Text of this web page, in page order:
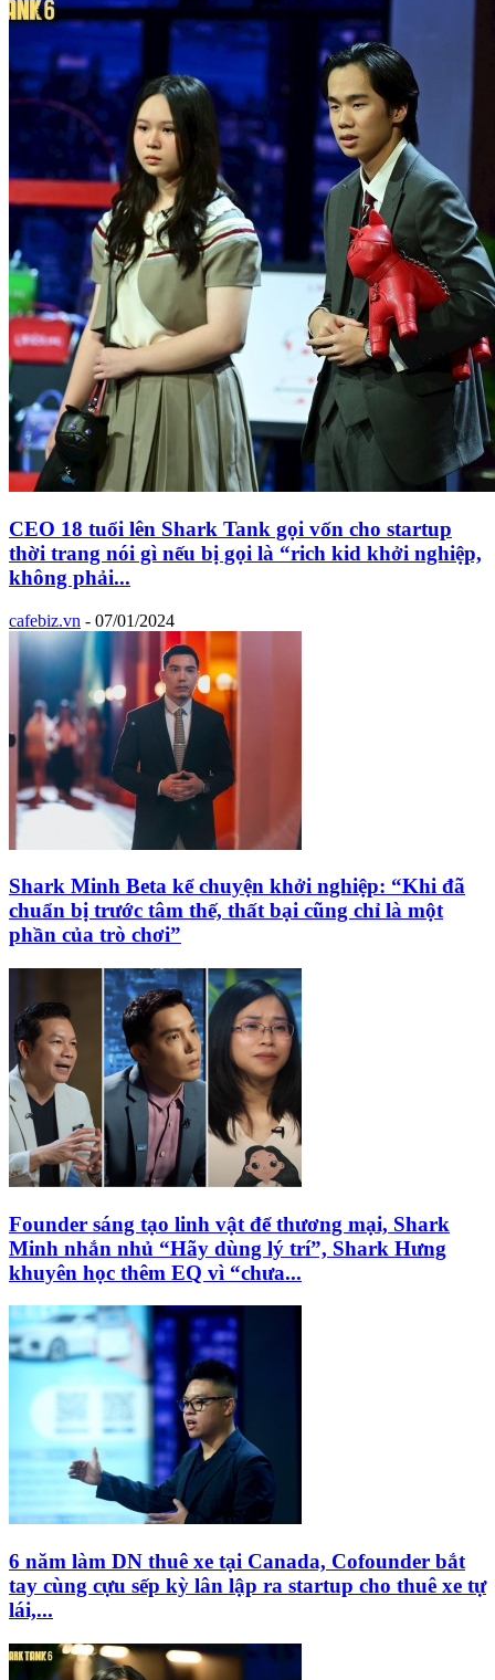
CEO 18 tuổi lên Shark Tank gọi vốn cho startup
thời trang nói gì nếu bị gọi là “rich kid khởi nghiệp,
không phải...
cafebiz.vn - 07/01/2024
Shark Minh Beta kể chuyện khởi nghiệp: “Khi đã
chuẩn bị trước tâm thế, thất bại cũng chỉ là một
phần của trò chơi”
Founder sáng tạo linh vật để thương mại, Shark
Minh nhắn nhủ “Hãy dùng lý trí”, Shark Hưng
khuyên học thêm EQ vì “chưa...
6 năm làm DN thuê xe tại Canada, Cofounder bắt
tay cùng cựu sếp kỳ lân lập ra startup cho thuê xe tự
lái,...